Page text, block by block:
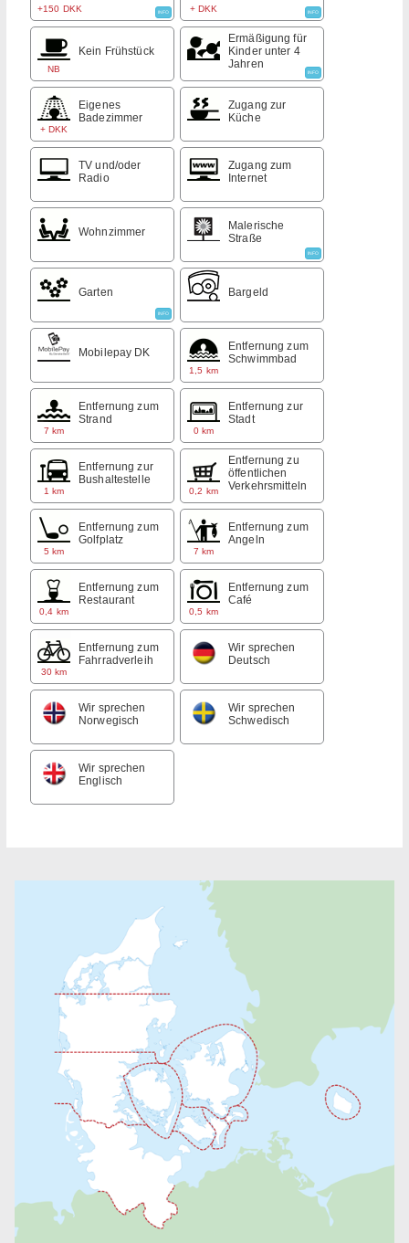
+150 DKK INFO + DKK INFO
NB
Kein Frühstück
Ermäßigung für
Kinder unter 4
Jahren
INFO
+ DKK
Eigenes
Badezimmer
Zugang zur
Küche
TV und/oder
Radio
Zugang zum
Internet
Wohnzimmer
Malerische
Straße
INFO
Garten
INFO
Bargeld
Mobilepay DK
1,5 km
Entfernung zum
Schwimmbad
7 km
Entfernung zum
Strand
0 km
Entfernung zur
Stadt
1 km
Entfernung zur
Bushaltestelle
0,2 km
Entfernung zu
öffentlichen
Verkehrsmitteln
5 km
Entfernung zum
Golfplatz
7 km
Entfernung zum
Angeln
0,4 km
Entfernung zum
Restaurant
0,5 km
Entfernung zum
Café
30 km
Entfernung zum
Fahrradverleih
Wir sprechen
Deutsch
Wir sprechen
Norwegisch
Wir sprechen
Schwedisch
Wir sprechen
Englisch